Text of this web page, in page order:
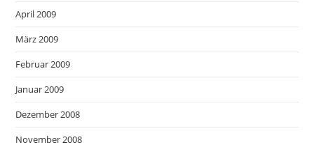
April 2009
März 2009
Februar 2009
Januar 2009
Dezember 2008
November 2008